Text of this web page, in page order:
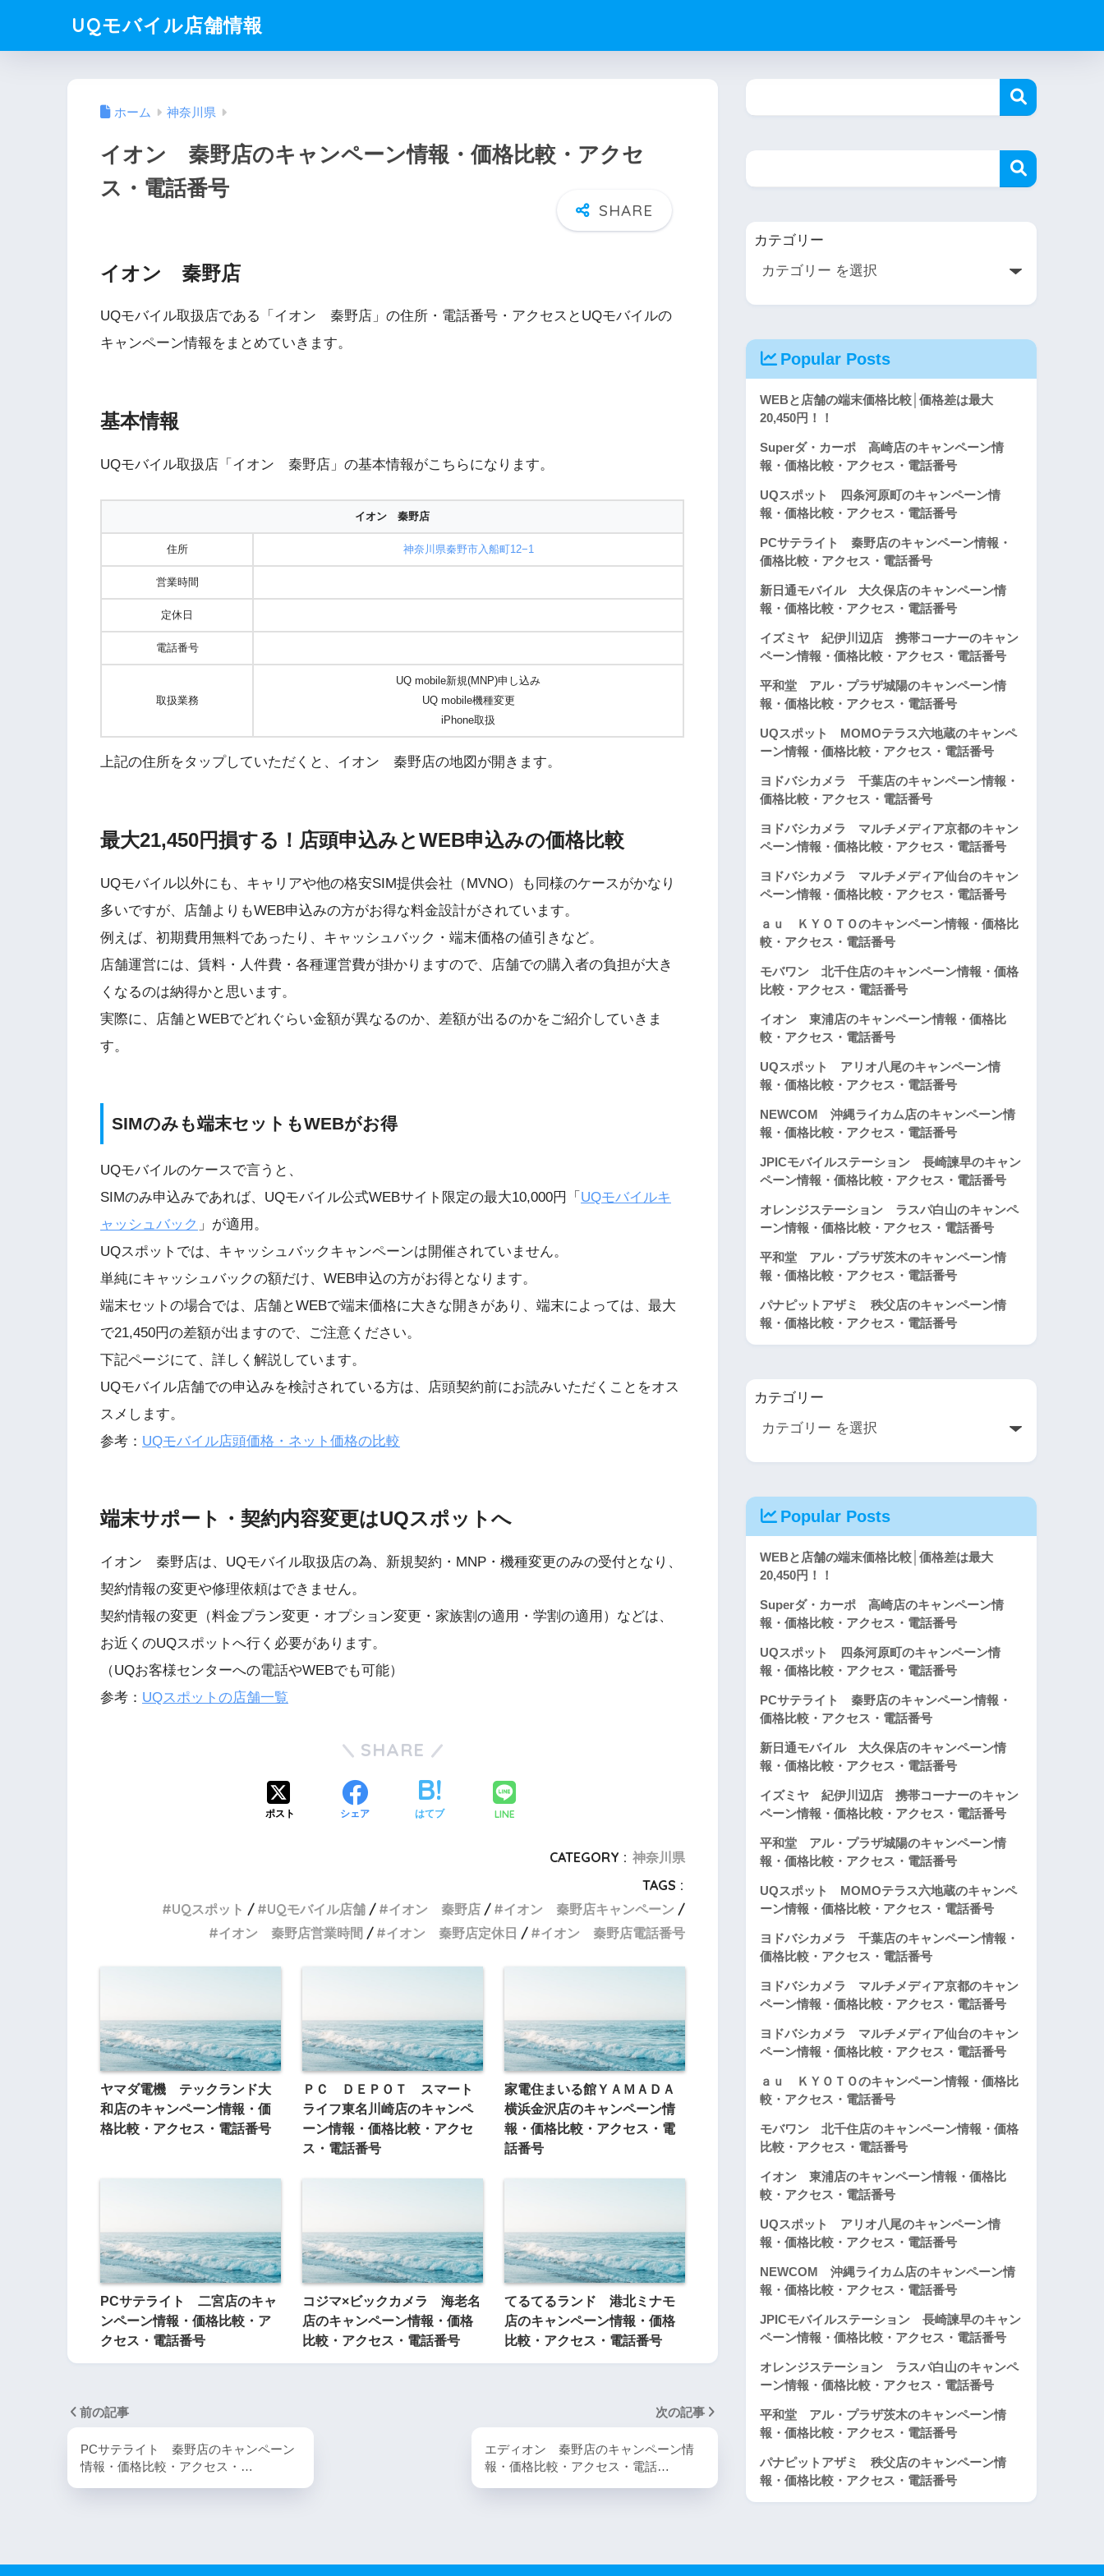
UQモバイル店舗情報
ホーム 神奈川県
イオン 秦野店のキャンペーン情報・価格比較・アクセ
ス・電話番号
イオン 秦野店
UQモバイル取扱店である「イオン 秦野店」の住所・電話番号・アクセスとUQモバイルの
キャンペーン情報をまとめていきます。
基本情報
UQモバイル取扱店「イオン 秦野店」の基本情報がこちらになります。
イオン 秦野店
住所 神奈川県秦野市入船町12−1
営業時間
定休日
電話番号
取扱業務
UQ mobile新規(MNP)申し込み
UQ mobile機種変更
iPhone取扱
上記の住所をタップしていただくと、イオン 秦野店の地図が開きます。
最大21,450円損する！店頭申込みとWEB申込みの価格比較
UQモバイル以外にも、キャリアや他の格安SIM提供会社（MVNO）も同様のケースがかなり
多いですが、店舗よりもWEB申込みの方がお得な料金設計がされています。
例えば、初期費用無料であったり、キャッシュバック・端末価格の値引きなど。
店舗運営には、賃料・人件費・各種運営費が掛かりますので、店舗での購入者の負担が大き
くなるのは納得かと思います。
実際に、店舗とWEBでどれぐらい金額が異なるのか、差額が出るのかをご紹介していきま
す。
SIMのみも端末セットもWEBがお得
UQモバイルのケースで言うと、
SIMのみ申込みであれば、UQモバイル公式WEBサイト限定の最大10,000円「 UQモバイルキ
ャッシュバック 」が適用。
UQスポットでは、キャッシュバックキャンペーンは開催されていません。
単純にキャッシュバックの額だけ、WEB申込の方がお得となります。
端末セットの場合では、店舗とWEBで端末価格に大きな開きがあり、端末によっては、最大
で21,450円の差額が出ますので、ご注意ください。
下記ページにて、詳しく解説しています。
UQモバイル店舗での申込みを検討されている方は、店頭契約前にお読みいただくことをオス
スメします。
参考： UQモバイル店頭価格・ネット価格の比較
端末サポート・契約内容変更はUQスポットへ
イオン 秦野店は、UQモバイル取扱店の為、新規契約・MNP・機種変更のみの受付となり、
契約情報の変更や修理依頼はできません。
契約情報の変更（料金プラン変更・オプション変更・家族割の適用・学割の適用）などは、
お近くのUQスポットへ行く必要があります。
（UQお客様センターへの電話やWEBでも可能）
参考： UQスポットの店舗一覧
SHARE
ポスト シェア はてブ LINE
CATEGORY : 神奈川県
TAGS :
UQスポット
UQモバイル店舗 イオン 秦野店
イオン 秦野店キャンペーン
イオン 秦野店営業時間
イオン 秦野店定休日 イオン 秦野店電話番号
ヤマダ電機 テックランド大
和店のキャンペーン情報・価
格比較・アクセス・電話番号
ＰＣ ＤＥＰＯＴ スマート
ライフ東名川崎店のキャンペ
ーン情報・価格比較・アクセ
ス・電話番号
家電住まいる館ＹＡＭＡＤＡ
横浜金沢店のキャンペーン情
報・価格比較・アクセス・電
話番号
PCサテライト 二宮店のキャ
ンペーン情報・価格比較・ア
クセス・電話番号
コジマ×ビックカメラ 海老名
店のキャンペーン情報・価格
比較・アクセス・電話番号
てるてるランド 港北ミナモ
店のキャンペーン情報・価格
比較・アクセス・電話番号
前の記事
PCサテライト 秦野店のキャンペーン
情報・価格比較・アクセス・…
次の記事
エディオン 秦野店のキャンペーン情
報・価格比較・アクセス・電話…
カテゴリー
Popular Posts
WEBと店舗の端末価格比較│価格差は最大
20,450円！！
Superダ・カーポ 高崎店のキャンペーン情
報・価格比較・アクセス・電話番号
UQスポット 四条河原町のキャンペーン情
報・価格比較・アクセス・電話番号
PCサテライト 秦野店のキャンペーン情報・
価格比較・アクセス・電話番号
新日通モバイル 大久保店のキャンペーン情
報・価格比較・アクセス・電話番号
イズミヤ 紀伊川辺店 携帯コーナーのキャン
ペーン情報・価格比較・アクセス・電話番号
平和堂 アル・プラザ城陽のキャンペーン情
報・価格比較・アクセス・電話番号
UQスポット MOMOテラス六地蔵のキャンペ
ーン情報・価格比較・アクセス・電話番号
ヨドバシカメラ 千葉店のキャンペーン情報・
価格比較・アクセス・電話番号
ヨドバシカメラ マルチメディア京都のキャン
ペーン情報・価格比較・アクセス・電話番号
ヨドバシカメラ マルチメディア仙台のキャン
ペーン情報・価格比較・アクセス・電話番号
ａｕ ＫＹＯＴＯのキャンペーン情報・価格比
較・アクセス・電話番号
モバワン 北千住店のキャンペーン情報・価格
比較・アクセス・電話番号
イオン 東浦店のキャンペーン情報・価格比
較・アクセス・電話番号
UQスポット アリオ八尾のキャンペーン情
報・価格比較・アクセス・電話番号
NEWCOM 沖縄ライカム店のキャンペーン情
報・価格比較・アクセス・電話番号
JPICモバイルステーション 長崎諫早のキャン
ペーン情報・価格比較・アクセス・電話番号
オレンジステーション ラスパ白山のキャンペ
ーン情報・価格比較・アクセス・電話番号
平和堂 アル・プラザ茨木のキャンペーン情
報・価格比較・アクセス・電話番号
パナピットアザミ 秩父店のキャンペーン情
報・価格比較・アクセス・電話番号
カテゴリー
Popular Posts
WEBと店舗の端末価格比較│価格差は最大
20,450円！！
Superダ・カーポ 高崎店のキャンペーン情
報・価格比較・アクセス・電話番号
UQスポット 四条河原町のキャンペーン情
報・価格比較・アクセス・電話番号
PCサテライト 秦野店のキャンペーン情報・
価格比較・アクセス・電話番号
新日通モバイル 大久保店のキャンペーン情
報・価格比較・アクセス・電話番号
イズミヤ 紀伊川辺店 携帯コーナーのキャン
ペーン情報・価格比較・アクセス・電話番号
平和堂 アル・プラザ城陽のキャンペーン情
報・価格比較・アクセス・電話番号
UQスポット MOMOテラス六地蔵のキャンペ
ーン情報・価格比較・アクセス・電話番号
ヨドバシカメラ 千葉店のキャンペーン情報・
価格比較・アクセス・電話番号
ヨドバシカメラ マルチメディア京都のキャン
ペーン情報・価格比較・アクセス・電話番号
ヨドバシカメラ マルチメディア仙台のキャン
ペーン情報・価格比較・アクセス・電話番号
ａｕ ＫＹＯＴＯのキャンペーン情報・価格比
較・アクセス・電話番号
モバワン 北千住店のキャンペーン情報・価格
比較・アクセス・電話番号
イオン 東浦店のキャンペーン情報・価格比
較・アクセス・電話番号
UQスポット アリオ八尾のキャンペーン情
報・価格比較・アクセス・電話番号
NEWCOM 沖縄ライカム店のキャンペーン情
報・価格比較・アクセス・電話番号
JPICモバイルステーション 長崎諫早のキャン
ペーン情報・価格比較・アクセス・電話番号
オレンジステーション ラスパ白山のキャンペ
ーン情報・価格比較・アクセス・電話番号
平和堂 アル・プラザ茨木のキャンペーン情
報・価格比較・アクセス・電話番号
パナピットアザミ 秩父店のキャンペーン情
報・価格比較・アクセス・電話番号